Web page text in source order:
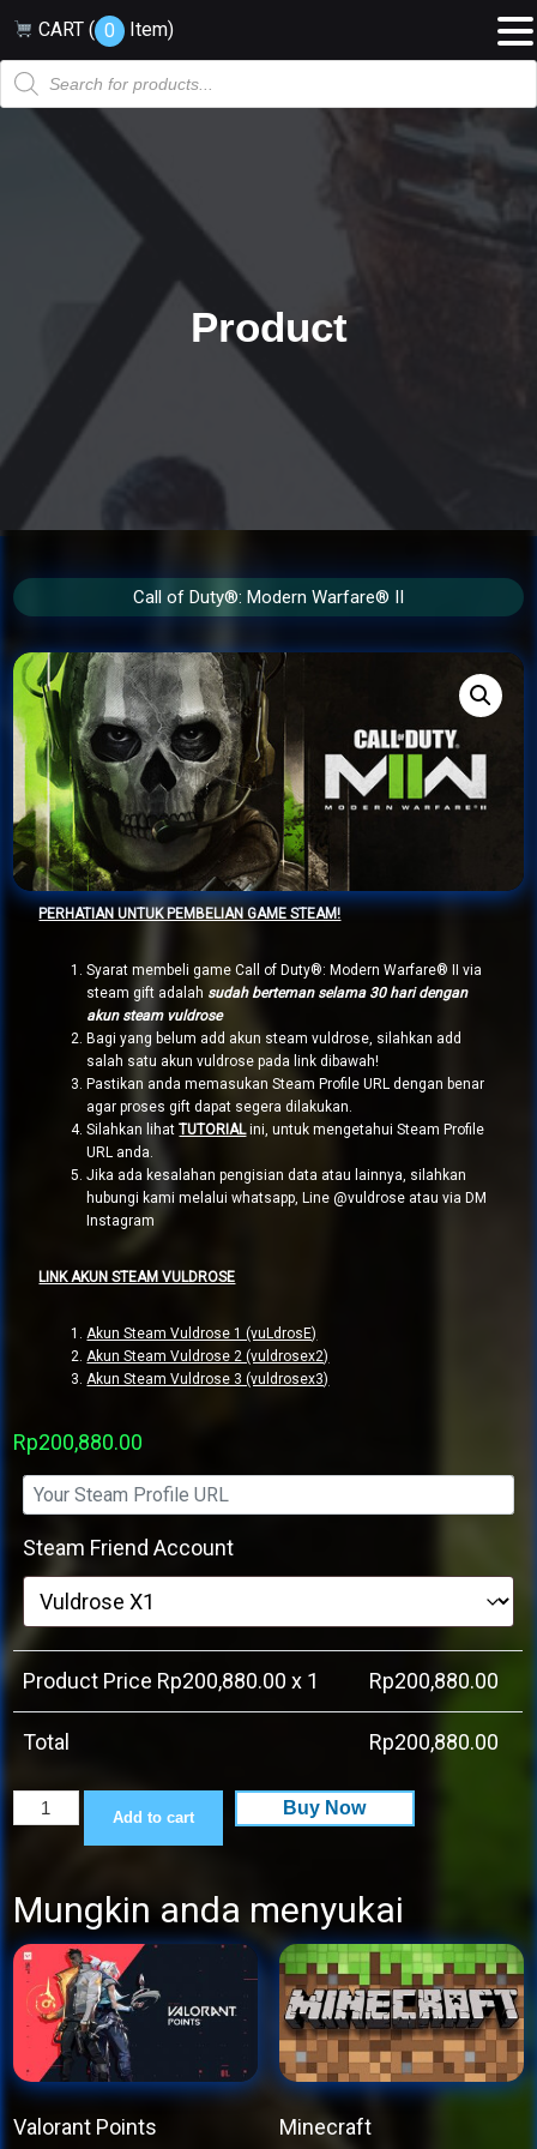
CART ( 0 Item)
Products
search
Product
Call of Duty®: Modern Warfare® II
PERHATIAN UNTUK PEMBELIAN GAME STEAM!
Syarat membeli game Call of Duty®: Modern Warfare® II via
steam gift adalah sudah berteman selama 30 hari dengan
akun steam vuldrose
Bagi yang belum add akun steam vuldrose, silahkan add
salah satu akun vuldrose pada link dibawah!
Pastikan anda memasukan Steam Profile URL dengan benar
agar proses gift dapat segera dilakukan.
Silahkan lihatTUTORIALini, untuk mengetahui Steam Profile
URL anda.
Jika ada kesalahan pengisian data atau lainnya, silahkan
hubungi kami melalui whatsapp, Line @vuldrose atau via DM
Instagram
LINK AKUN STEAM VULDROSE
Akun Steam Vuldrose 1 (vuLdrosE)
Akun Steam Vuldrose 2 (vuldrosex2)
Akun Steam Vuldrose 3 (vuldrosex3)
Rp200,880.00
Steam Friend Account
Product Price Rp200,880.00 x 1 Rp200,880.00
Total Rp200,880.00
Call
Modern
Warfare®
quantity
Add to cart Buy Now
Mungkin anda menyukai
Valorant Points Minecraft